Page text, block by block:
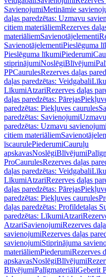
SavienojumiMetināmie
daļas paredzētas: Uzmavu
citiem materiāliemRezerves
materiāliemSavienotājelementi
SavienotājelementiPieslēguma
Pieslēguma līkumiPiederumi
stiprinājumiNoslēgiBlīvējumi
PPCaurulesRezerves daļas
daļas paredzētas: Veidgabali
LīkumiAtzariRezerves daļas
daļas paredzētas: Pārejas
paredzētas: Piekļuves caurules
paredzētas: Savienojumi
paredzētas: Uzmavu savienojumi
citiem materiāliem
īscaurulePiederumiCauruļu
apskavasNoslēgiBlīvējumi
ProCaurulesRezerves daļas
daļas paredzētas: Veidgabali
LīkumiAtzariRezerves daļas
daļas paredzētas: Pārejas
paredzētas: Piekļuves caurules
daļas paredzētas: Profildetaļas
paredzētas: LīkumiAtzari
AtzariSavienojumiRezerves
savienojumiRezerves daļas
savienojumiStiprinājuma
materiāliemPiederumiRezerves
apskavasNoslēgiBlīvējumi
BlīvējumiPalīgmateriāliGeberit